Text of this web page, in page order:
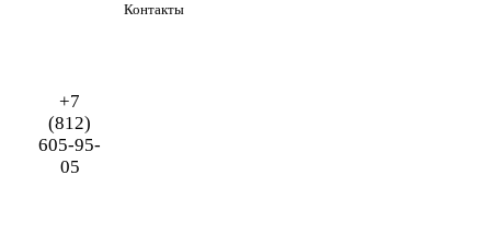
Контакты
+7
(812)
605-95-
05